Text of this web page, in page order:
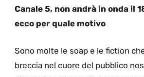
Canale 5, non andrà in onda il
ecco per quale motivo
Sono molte le soap e le fiction
breccia nel cuore del pubblico